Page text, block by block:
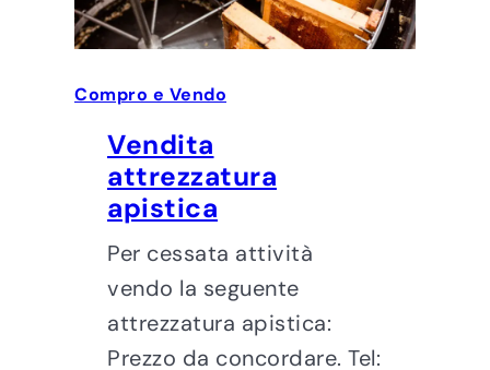
Compro e Vendo
Vendita
attrezzatura
apistica
Per cessata attività
vendo la seguente
attrezzatura apistica:
Prezzo da concordare. Tel: